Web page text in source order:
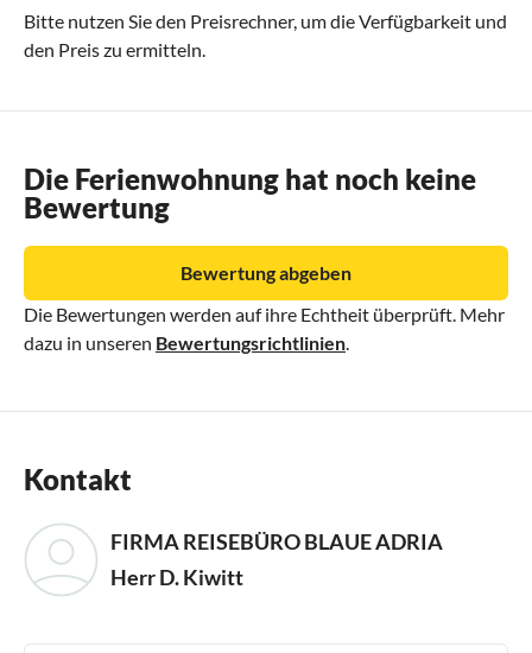
Bitte nutzen Sie den Preisrechner, um die Verfügbarkeit und
den Preis zu ermitteln.
Die Ferienwohnung hat noch keine
Bewertung
Die Bewertungen werden auf ihre Echtheit überprüft. Mehr
dazu in unseren Bewertungsrichtlinien
Bewertung abgeben
Kontakt
FIRMA REISEBÜRO BLAUE ADRIA
Herr D. Kiwitt